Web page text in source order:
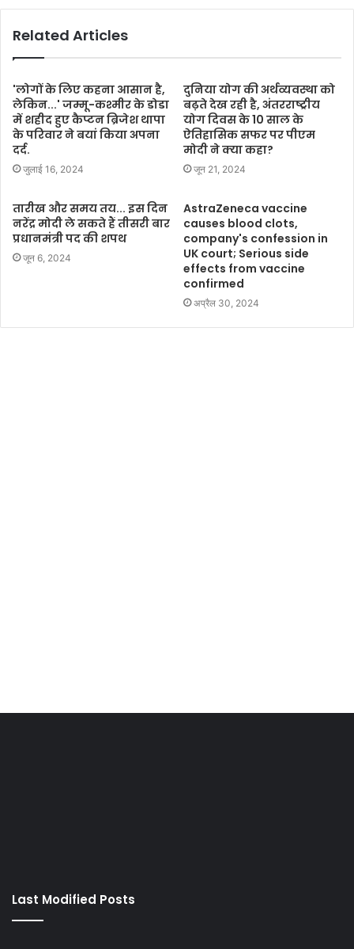
Related Articles
'लोगों के लिए कहना आसान है,
लेकिन...' जम्मू-कश्मीर के डोडा
में शहीद हुए कैप्टन ब्रिजेश थापा
के परिवार ने बयां किया अपना
दर्द.
जुलाई 16, 2024
दुनिया योग की अर्थव्यवस्था को
बढ़ते देख रही है, अंतरराष्ट्रीय
योग दिवस के 10 साल के
ऐतिहासिक सफर पर पीएम
मोदी ने क्या कहा?
जून 21, 2024
तारीख और समय तय... इस दिन
नरेंद्र मोदी ले सकते हैं तीसरी बार
प्रधानमंत्री पद की शपथ
जून 6, 2024
AstraZeneca vaccine
causes blood clots,
company's confession in
UK court; Serious side
effects from vaccine
confirmed
अप्रैल 30, 2024
Last Modified Posts